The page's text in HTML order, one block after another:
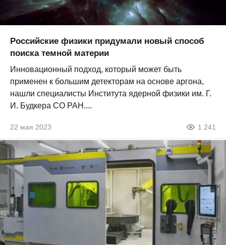
Российские физики придумали новый способ
поиска темной материи
Инновационный подход, который может быть
применен к большим детекторам на основе аргона,
нашли специалисты Института ядерной физики им. Г.
И. Будкера СО РАН....
22 мая 2023 1 241